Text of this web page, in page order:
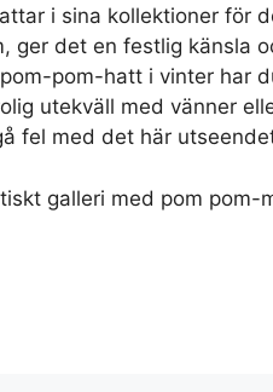
i sina kollektioner för
ger det en festlig känsla
pom-hatt i vinter har
utekväll med vänner
fel med det här
galleri med pom pom-